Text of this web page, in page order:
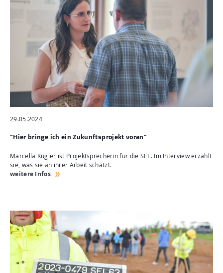
29.05.2024
"Hier bringe ich ein Zukunftsprojekt voran"
Marcella Kugler ist Projektsprecherin für die SEL. Im Interview erzählt
sie, was sie an ihrer Arbeit schätzt.
weitere Infos